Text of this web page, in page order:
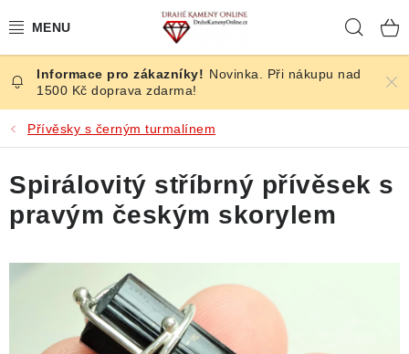
na
ČESKÉ KAMENY
ŠPERKY
KAMENY ZE SVĚTA
BROUŠENÉ
SLEVY
Novinka. Při nákupu nad
1500 Kč doprava zdarma!
Přívěsky s černým turmalínem
Spirálovitý stříbrný přívěsek s
pravým českým skorylem